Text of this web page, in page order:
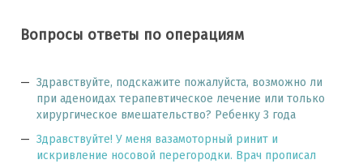
Вопросы ответы по операциям
Здравствуйте, подскажите пожалуйста, возможно ли
при аденоидах терапевтическое лечение или только
хирургическое вмешательство? Ребенку 3 года
Здравствуйте! У меня вазамоторный ринит и
искривление носовой перегородки. Врач прописал